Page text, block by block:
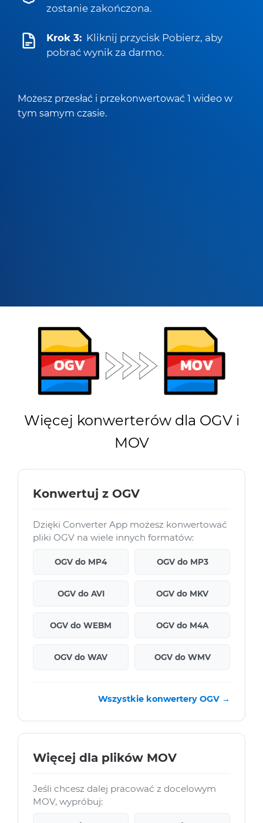
zostanie zakończona.
Krok 3: Kliknij przycisk Pobierz, aby
pobrać wynik za darmo.
Możesz przesłać i przekonwertować 1 wideo w
tym samym czasie.
Więcej konwerterów dla OGV i
MOV
Konwertuj z OGV
Dzięki Converter App możesz konwertować
pliki OGV na wiele innych formatów:
OGV do MP4 OGV do MP3
OGV do AVI OGV do MKV
OGV do WEBM OGV do M4A
OGV do WAV OGV do WMV
Wszystkie konwertery OGV →
Więcej dla plików MOV
Jeśli chcesz dalej pracować z docelowym
MOV, wypróbuj: